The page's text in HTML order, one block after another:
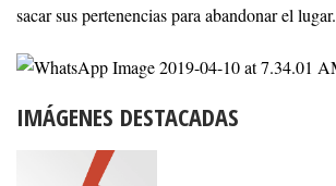
sacar sus pertenencias para abandonar el lugar.
IMÁGENES DESTACADAS